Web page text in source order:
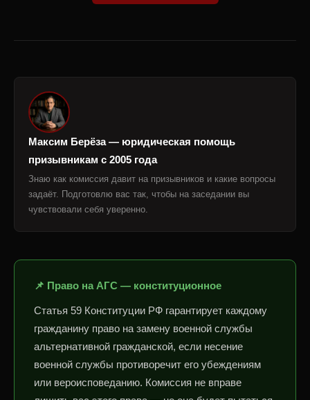
Максим Берёза — юридическая помощь
призывникам с 2005 года
Знаю как комиссия давит на призывников и какие вопросы
задаёт. Подготовлю вас так, чтобы на заседании вы
чувствовали себя уверенно.
📌 Право на АГС — конституционное
Статья 59 Конституции РФ гарантирует каждому
гражданину право на замену военной службы
альтернативной гражданской, если несение
военной службы противоречит его убеждениям
или вероисповеданию. Комиссия не вправе